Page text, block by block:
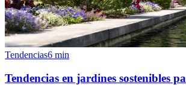
Tendencias6 min
Tendencias en jardines sostenibles